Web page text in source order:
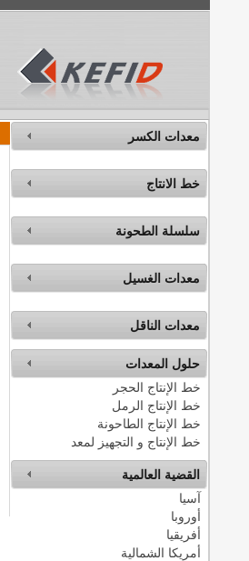
معدات الكسر
خط الانتاج
سلسلة الطحونة
معدات الغسيل
معدات الناقل
حلول المعدات
خط الإنتاج الحجر
خط الإنتاج الرمل
خط الإنتاج الطاحونة
خط الإنتاج و التجهيز لمعد
القضية العالمية
آسيا
أوروبا
أفريقيا
أمريكا الشمالية